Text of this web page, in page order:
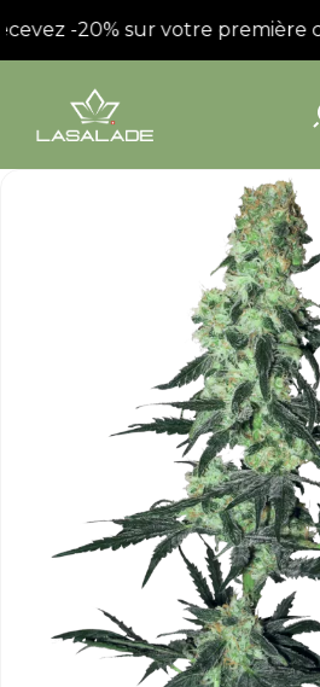
-20% sur votre première